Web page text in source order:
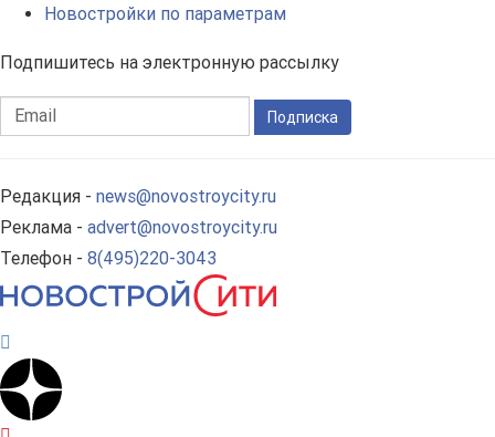
Новостройки по параметрам
Подпишитесь на электронную рассылку
Подписка
Редакция - news@novostroycity.ru
Реклама - advert@novostroycity.ru
Телефон - 8(495)220-3043